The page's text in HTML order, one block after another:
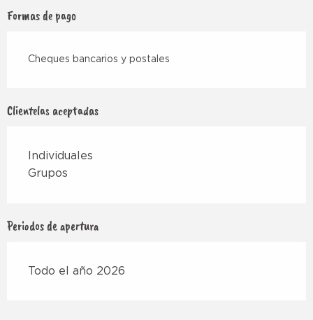
Formas de pago
Cheques bancarios y postales
Clientelas aceptadas
Individuales
Grupos
Periodos de apertura
Todo el año 2026